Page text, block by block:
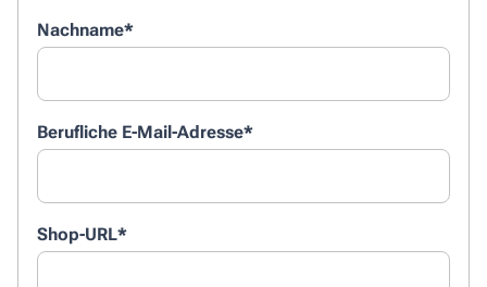
Nachname*
Berufliche E-Mail-Adresse*
Shop-URL*